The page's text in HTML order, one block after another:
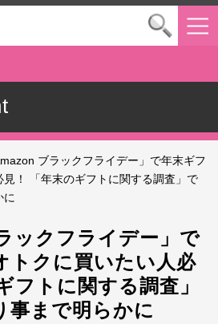
ブラックフライデー」で年末ギフ
見！ 「年末のギフトに関する調査」で
に
ックフライデー」で
トクに買いたい人必
フトに関する調査」
事まで明らかに